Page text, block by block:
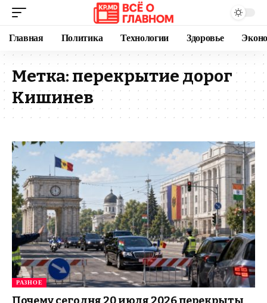
Главная Политика Технологии Здоровье
Метка: перекрытие дорог
Кишинев
РАЗНОЕ